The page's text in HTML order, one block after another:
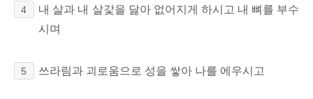
4 내 살과 내 살갗을 닳아 없어지게 하시고 내 뼈를 부수
시며
5 쓰라림과 괴로움으로 성을 쌓아 나를 에우시고